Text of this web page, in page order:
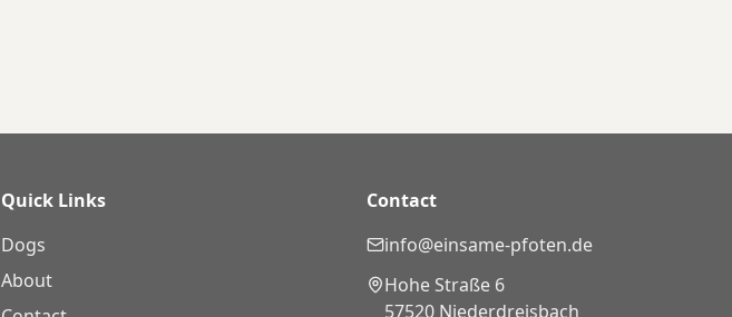
Quick Links
Dogs
About
Contact
info@einsame-pfoten.de
Hohe Straße 6
57520 Niederdreisbach